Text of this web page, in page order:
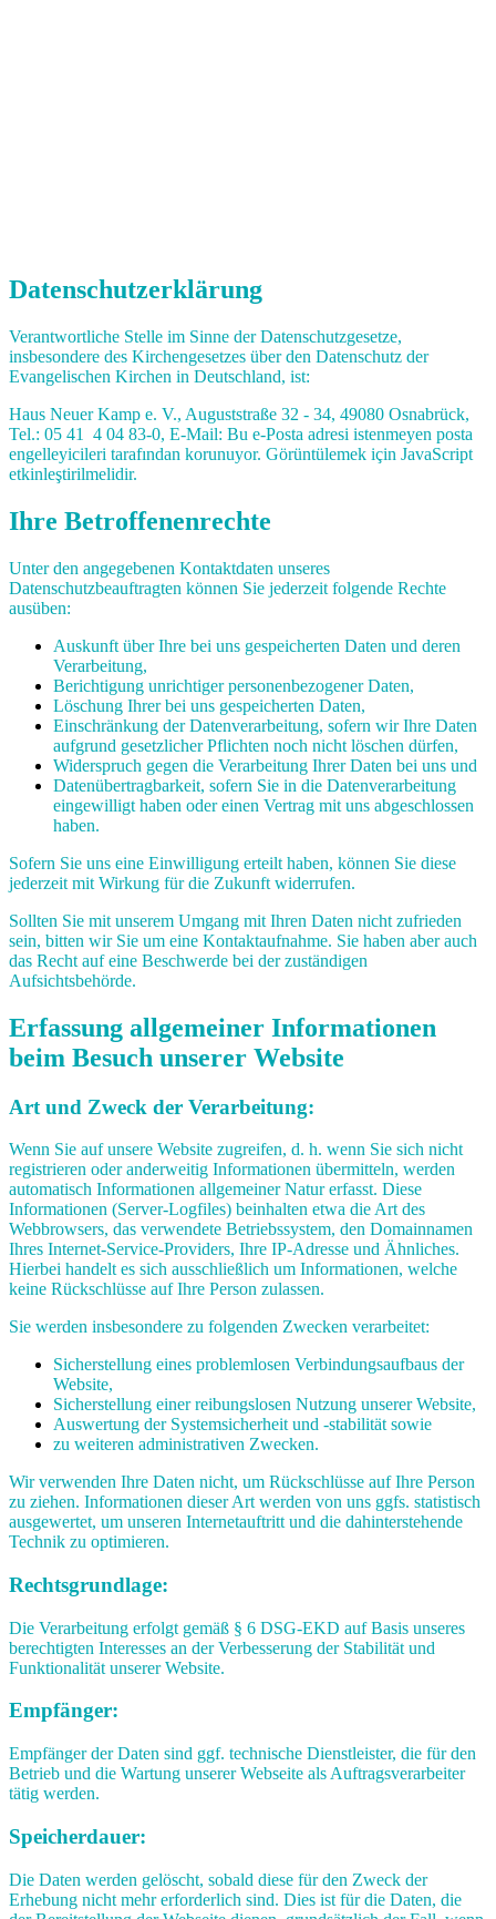
Datenschutzerklärung
Verantwortliche Stelle im Sinne der Datenschutzgesetze,
insbesondere des Kirchengesetzes über den Datenschutz der
Evangelischen Kirchen in Deutschland, ist:
Haus Neuer Kamp e. V., Auguststraße 32 - 34, 49080 Osnabrück,
Tel.: 05 41 4 04 83-0, E-Mail: Bu e-Posta adresi istenmeyen posta
engelleyicileri tarafından korunuyor. Görüntülemek için JavaScript
etkinleştirilmelidir.
Ihre Betroffenenrechte
Unter den angegebenen Kontaktdaten unseres
Datenschutzbeauftragten können Sie jederzeit folgende Rechte
ausüben:
Auskunft über Ihre bei uns gespeicherten Daten und deren
Verarbeitung,
Berichtigung unrichtiger personenbezogener Daten,
Löschung Ihrer bei uns gespeicherten Daten,
Einschränkung der Datenverarbeitung, sofern wir Ihre Daten
aufgrund gesetzlicher Pflichten noch nicht löschen dürfen,
Widerspruch gegen die Verarbeitung Ihrer Daten bei uns und
Datenübertragbarkeit, sofern Sie in die Datenverarbeitung
eingewilligt haben oder einen Vertrag mit uns abgeschlossen
haben.
Sofern Sie uns eine Einwilligung erteilt haben, können Sie diese
jederzeit mit Wirkung für die Zukunft widerrufen.
Sollten Sie mit unserem Umgang mit Ihren Daten nicht zufrieden
sein, bitten wir Sie um eine Kontaktaufnahme. Sie haben aber auch
das Recht auf eine Beschwerde bei der zuständigen
Aufsichtsbehörde.
Erfassung allgemeiner Informationen
beim Besuch unserer Website
Art und Zweck der Verarbeitung:
Wenn Sie auf unsere Website zugreifen, d. h. wenn Sie sich nicht
registrieren oder anderweitig Informationen übermitteln, werden
automatisch Informationen allgemeiner Natur erfasst. Diese
Informationen (Server-Logfiles) beinhalten etwa die Art des
Webbrowsers, das verwendete Betriebssystem, den Domainnamen
Ihres Internet-Service-Providers, Ihre IP-Adresse und Ähnliches.
Hierbei handelt es sich ausschließlich um Informationen, welche
keine Rückschlüsse auf Ihre Person zulassen.
Sie werden insbesondere zu folgenden Zwecken verarbeitet:
Sicherstellung eines problemlosen Verbindungsaufbaus der
Website,
Sicherstellung einer reibungslosen Nutzung unserer Website,
Auswertung der Systemsicherheit und -stabilität sowie
zu weiteren administrativen Zwecken.
Wir verwenden Ihre Daten nicht, um Rückschlüsse auf Ihre Person
zu ziehen. Informationen dieser Art werden von uns ggfs. statistisch
ausgewertet, um unseren Internetauftritt und die dahinterstehende
Technik zu optimieren.
Rechtsgrundlage:
Die Verarbeitung erfolgt gemäß § 6 DSG-EKD auf Basis unseres
berechtigten Interesses an der Verbesserung der Stabilität und
Funktionalität unserer Website.
Empfänger:
Empfänger der Daten sind ggf. technische Dienstleister, die für den
Betrieb und die Wartung unserer Webseite als Auftragsverarbeiter
tätig werden.
Speicherdauer:
Die Daten werden gelöscht, sobald diese für den Zweck der
Erhebung nicht mehr erforderlich sind. Dies ist für die Daten, die